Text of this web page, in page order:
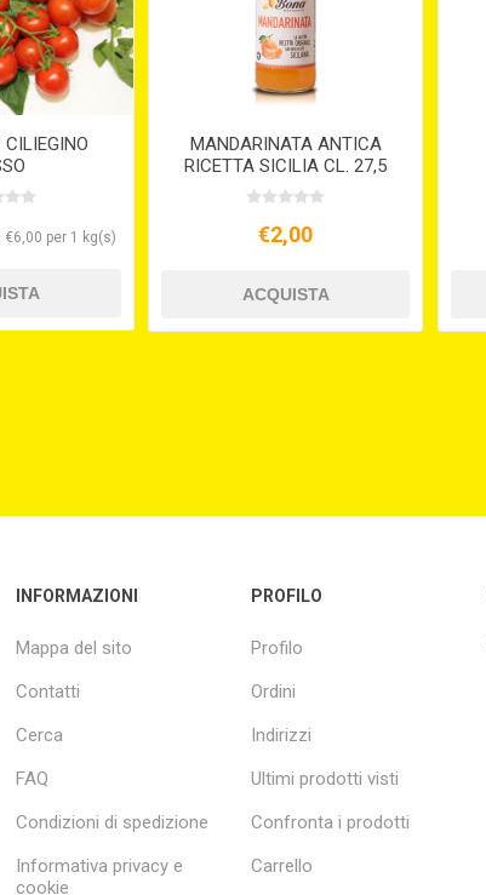
CILIEGINO
per 1 kg(s)
MANDARINATA ANTICA
RICETTA SICILIA CL. 27,5
€2,00
INFORMAZIONI
Mappa del sito
Contatti
Cerca
FAQ
Condizioni di spedizione
Informativa privacy e
cookie
PROFILO
Profilo
Ordini
Indirizzi
Ultimi prodotti visti
Confronta i prodotti
Carrello